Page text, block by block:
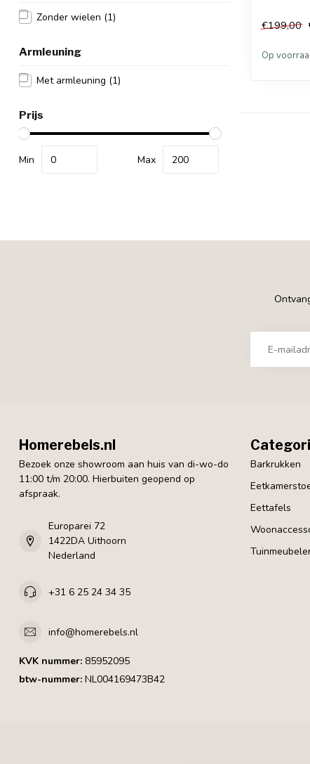
Zonder wielen (1)
Armleuning
Met armleuning (1)
Prijs
Min Max
€199,00
Op
Homerebels.nl
Bezoek onze showroom aan huis van di-wo-do
11:00 t/m 20:00. Hierbuiten geopend op
afspraak.
Europarei 72
1422DA Uithoorn
Nederland
+31 6 25 24 34 35
info@homerebels.nl
KVK nummer: 85952095
btw-nummer: NL004169473B42
Barkrukken
Eettafels